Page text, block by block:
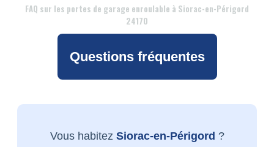
FAQ sur les portes de garage enroulable à Siorac-en-Périgord
24170
Questions fréquentes
Vous habitez Siorac-en-Périgord ?